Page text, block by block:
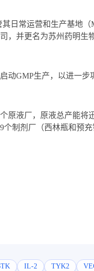
日常运营和生产基地
，并更名为苏州药明生
GMP生产，以进一步
原液厂，原液总产能
制剂厂（西林瓶和预
IL-2 TYK2